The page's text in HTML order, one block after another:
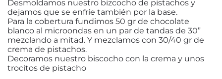
Desmoldamos nuestro bizcocho de pistachos y
dejamos que se enfríe también por la base.
Para la cobertura fundimos 50 gr de chocolate
blanco al microondas en un par de tandas de 30”
mezclando a mitad. Y mezclamos con 30/40 gr de
crema de pistachos.
Decoramos nuestro biscocho con la crema y unos
trocitos de pistacho